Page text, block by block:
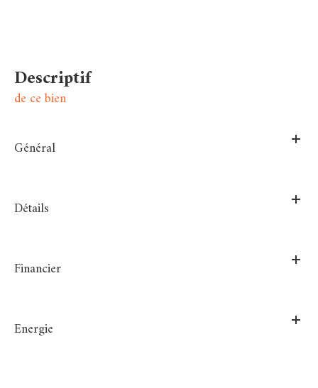
descriptif
de ce bien
Général
Détails
Financier
Energie